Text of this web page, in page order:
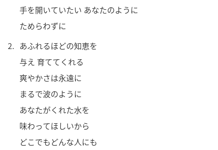
手を開いていたい あなたのように
ためらわずに
2. あふれるほどの知恵を
与え 育ててくれる
爽やかさは永遠に
まるで波のように
あなたがくれた水を
味わってほしいから
どこでもどんな人にも